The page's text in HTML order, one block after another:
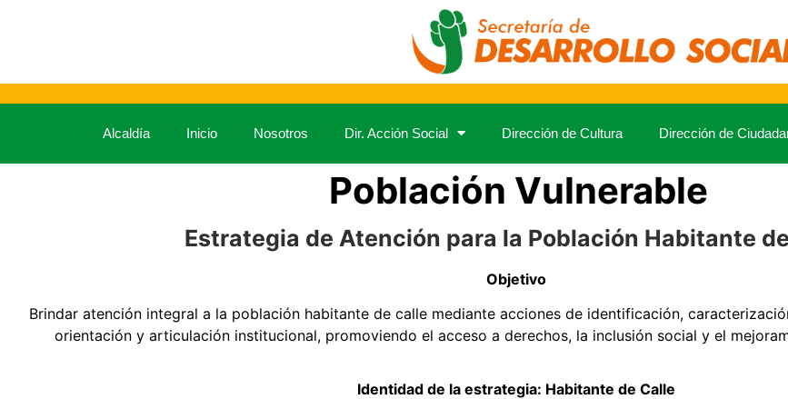
Alcaldía Inicio Nosotros Dir. Acción Social Dirección de Cultura Dirección de
Población Vulnerable
Estrategia de Atención para la Población Habitante
Objetivo
Brindar atención integral a la población habitante de calle mediante acciones de identificación,
orientación y articulación institucional, promoviendo el acceso a derechos, la inclusión social y el
Identidad de la estrategia: Habitante de Calle